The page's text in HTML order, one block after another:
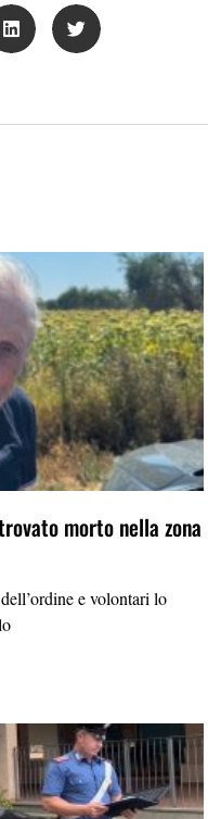
morto nella zona
e volontari lo